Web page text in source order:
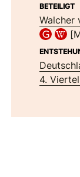
BETEILIGT
Walcher
4.